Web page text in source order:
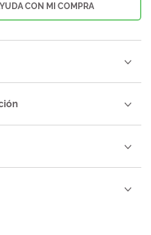
CON MI COMPRA